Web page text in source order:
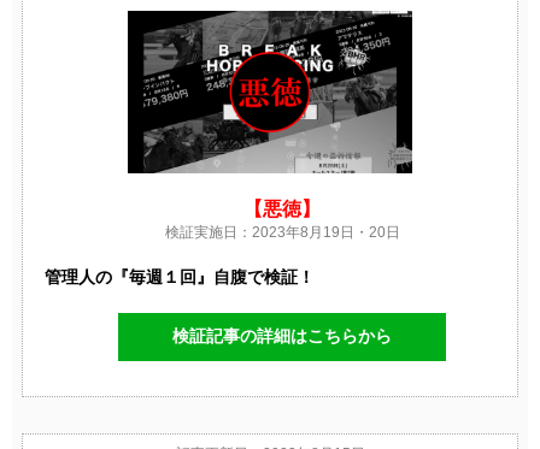
【悪徳】
検証実施日：2023年8月19日・20日
管理人の『毎週１回』自腹で検証！
検証記事の詳細はこちらから